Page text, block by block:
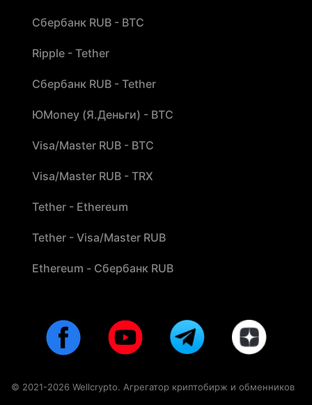
Сбербанк RUB - BTC
Ripple - Tether
Сбербанк RUB - Tether
ЮMoney (Я.Деньги) - BTC
Visa/Master RUB - BTC
Visa/Master RUB - TRX
Tether - Ethereum
Tether - Visa/Master RUB
Ethereum - Сбербанк RUB
© 2021-2026 Wellcrypto. Агрегатор криптобирж и обменников